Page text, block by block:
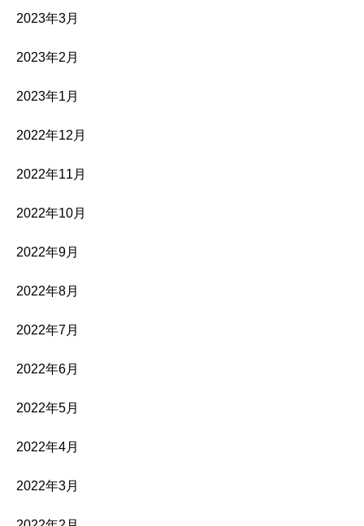
2023年3月
2023年2月
2023年1月
2022年12月
2022年11月
2022年10月
2022年9月
2022年8月
2022年7月
2022年6月
2022年5月
2022年4月
2022年3月